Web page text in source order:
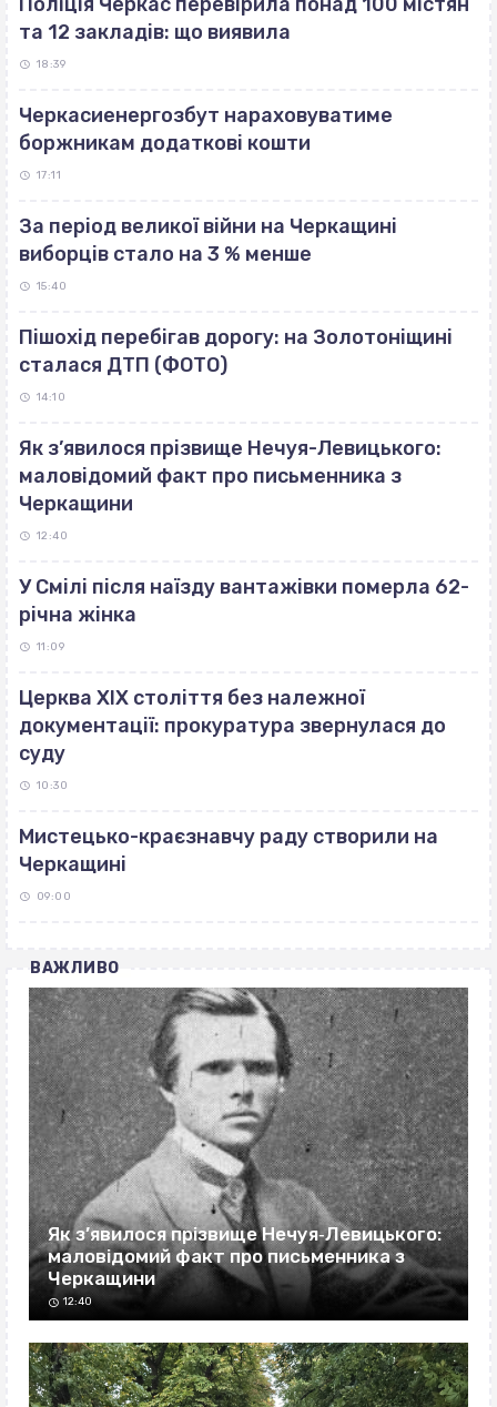
та 12 закладів: що виявила
18:39
Черкасиенергозбут нараховуватиме
боржникам додаткові кошти
17:11
За період великої війни на Черкащині
виборців стало на 3 % менше
15:40
Пішохід перебігав дорогу: на Золотоніщині
сталася ДТП (ФОТО)
14:10
Як з’явилося прізвище Нечуя-Левицького:
маловідомий факт про письменника з
Черкащини
12:40
У Смілі після наїзду вантажівки померла 62-
річна жінка
11:09
Церква ХІХ століття без належної
документації: прокуратура звернулася до
суду
10:30
Мистецько-краєзнавчу раду створили на
Черкащині
09:00
ВАЖЛИВО
Як з’явилося прізвище Нечуя‐Левицького:
маловідомий факт про письменника з
Черкащини
12:40